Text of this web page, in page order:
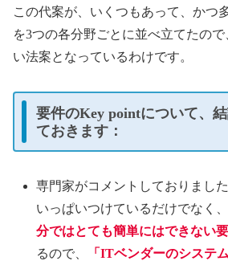
この代案が、いくつもあって、かつ
を3つの各分野ごとに並べ立てたので
い法案となっているわけです。
要件のKey pointについて、
ておきます：
専門家がコメントしておりまし
いっぱいつけているだけでなく
分ではとても簡単にはできない
るので、
「ITベンダーのシステ